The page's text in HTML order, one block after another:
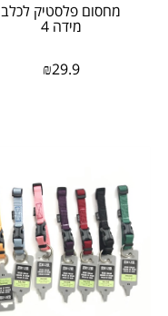
מחסום פלסטיק לכלב
מידה 4
₪29.9